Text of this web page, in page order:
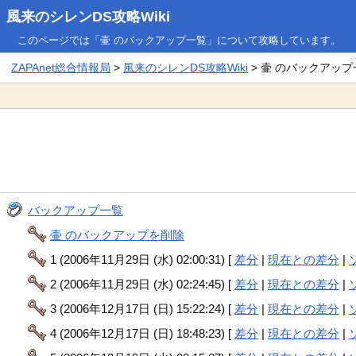
風来のシレンDS攻略Wiki
このページでは「壷 のバックアップ一覧」について攻略しています。
ZAPAnet総合情報局 > 風来のシレンDS攻略Wiki > 壷 のバックアップ
バックアップ一覧
壷 のバックアップを削除
1 (2006年11月29日 (水) 02:00:31) [ 差分 |現在との差分 |
2 (2006年11月29日 (水) 02:24:45) [ 差分 |現在との差分 |
3 (2006年12月17日 (日) 15:22:24) [ 差分 |現在との差分 |
4 (2006年12月17日 (日) 18:48:23) [ 差分 |現在との差分 |